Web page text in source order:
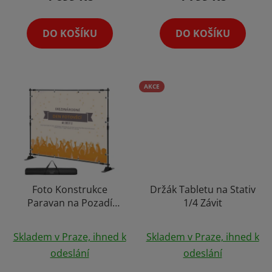
5
hvězdiček.
DO KOŠÍKU
5
hvězdiček.
DO KOŠÍKU
Foto Konstrukce
Paravan na Pozadí
Výběr Variant +
Možnost Výroby
Banneru
hodnocení
produktu
Skladem v Praze, ihned k
odeslání
AKCE
Držák Tabletu na Stativ
1/4 Závit
Skladem v Praze, ihned k
odeslání